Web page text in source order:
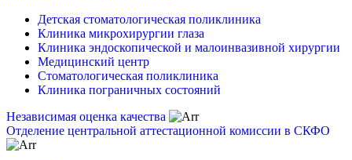
Детская стоматологическая поликлиника
Клиника микрохирургии глаза
Клиника эндоскопической и малоинвазивной хирургии
Медицинский центр
Стоматологическая поликлиника
Клиника пограничных состояний
Независимая оценка качества
Отделение центральной аттестационной комиссии в СКФО